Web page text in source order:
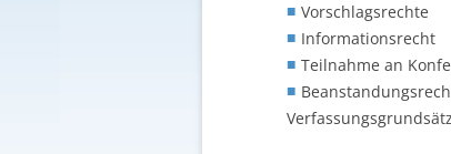
Vorschlagsrechte
Informationsrecht
Teilnahme an